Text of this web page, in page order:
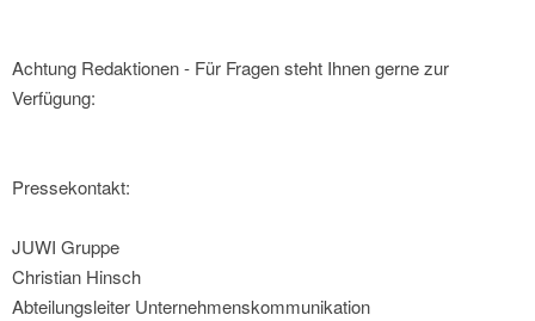
Achtung Redaktionen - Für Fragen steht Ihnen gerne zur
Verfügung:
Pressekontakt:
JUWI Gruppe
Christian Hinsch
Abteilungsleiter Unternehmenskommunikation